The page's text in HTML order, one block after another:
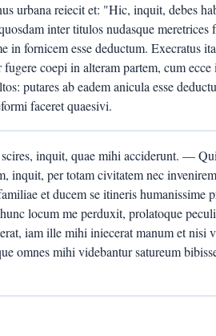
urbana reiecit et: "Hic, inquit, debes
inter titulos nudasque meretrices
in fornicem esse deductum. Execratus
coepi in alteram partem, cum
putares ab eadem anicula esse
faceret quaesivi.
inquit, quae mihi acciderunt. —
inquit, per totam civitatem nec
et ducem se itineris humanissime
locum me perduxit, prolatoque
iam ille mihi iniecerat manum et nisi
omnes mihi videbantur satureum